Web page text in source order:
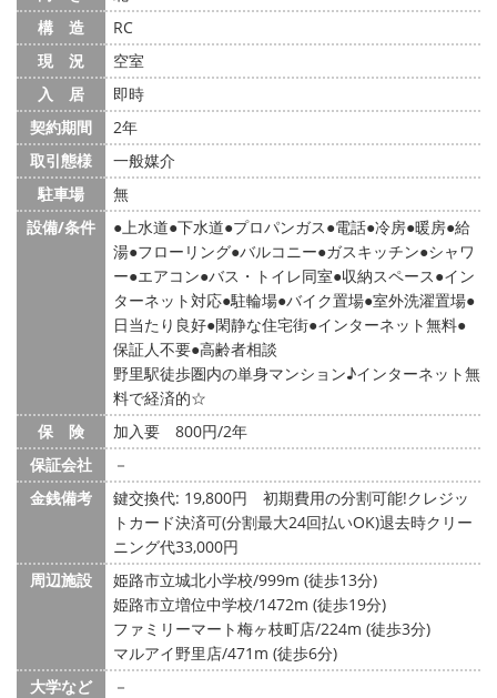
構 造
RC
現 況
空室
入 居
即時
契約期間
2年
取引態様
一般媒介
駐車場
無
設備/条件
上水道 下水道 プロパンガス 電話 冷房 暖房 給
湯 フローリング バルコニー ガスキッチン シャワ
ー エアコン バス・トイレ同室 収納スペース イン
ターネット対応 駐輪場 バイク置場 室外洗濯置場
日当たり良好 閑静な住宅街 インターネット無料
保証人不要 高齢者相談
野里駅徒歩圏内の単身マンション♪インターネット無
料で経済的☆
保 険
加入要 800円/2年
保証会社
－
金銭備考
鍵交換代: 19,800円
初期費用の分割可能!クレジッ
トカード決済可(分割最大24回払いOK)退去時クリー
ニング代33,000円
周辺施設
姫路市立城北小学校/999m (徒歩13分)
姫路市立増位中学校/1472m (徒歩19分)
ファミリーマート梅ヶ枝町店/224m (徒歩3分)
マルアイ野里店/471m (徒歩6分)
大学など
－